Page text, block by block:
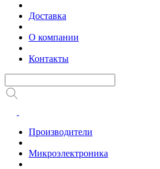
Доставка
О компании
Контакты
Производители
Микроэлектроника